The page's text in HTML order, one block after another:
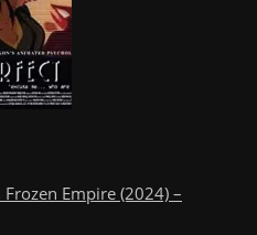
Empire (2024) –